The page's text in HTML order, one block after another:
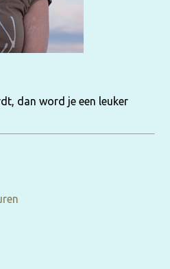
dan word je een leuker